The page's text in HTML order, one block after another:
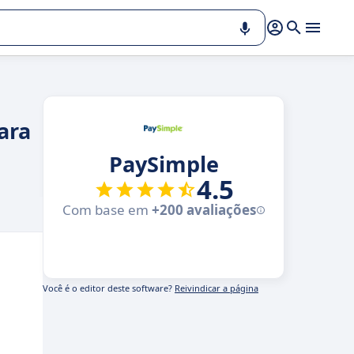
PaySimple
4.5
Com base em +200 avaliações
Você é o editor deste software? Reivindicar a página